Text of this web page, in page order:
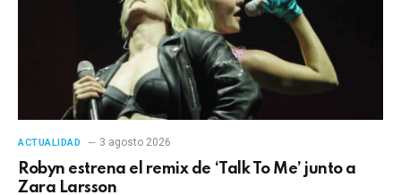
ACTUALIDAD 3 agosto 2026
Robyn estrena el remix de ‘Talk To Me’ junto a
Zara Larsson